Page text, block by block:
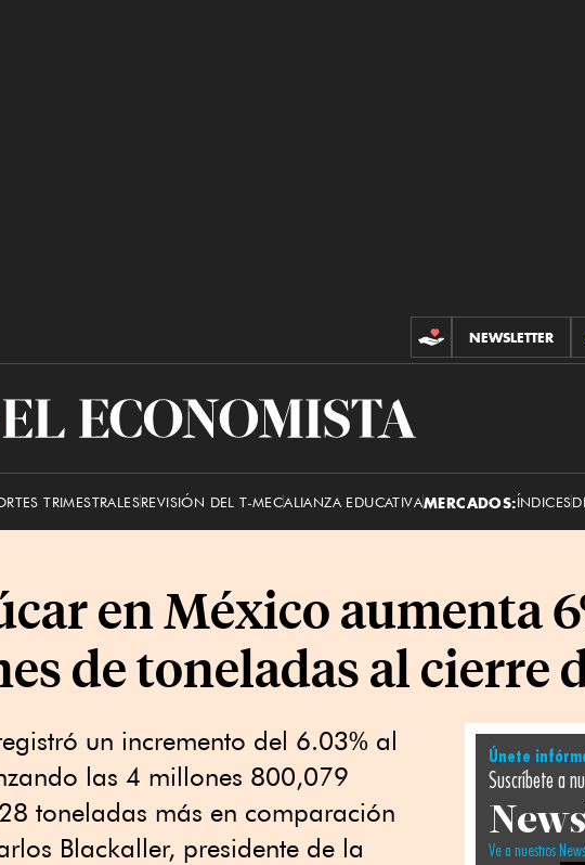
CONTRIBUCIONES
NEWSLETTER
El
TRIMESTRALESREVISIÓN DEL T-MECALIANZA EDUCATIVAMERCADOS:ÍNDICES
en México aumenta
de toneladas al cierre
un incremento del 6.03% al
las 4 millones 800,079
toneladas más en comparación
Blackaller, presidente de la
Únete
Suscríbete a
Ve a nuestros